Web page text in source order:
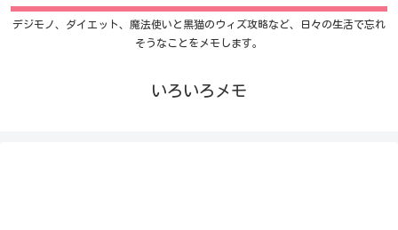
デジモノ、ダイエット、魔法使いと黒猫のウィズ攻略など、日々の生活で忘れ
そうなことをメモします。
いろいろメモ